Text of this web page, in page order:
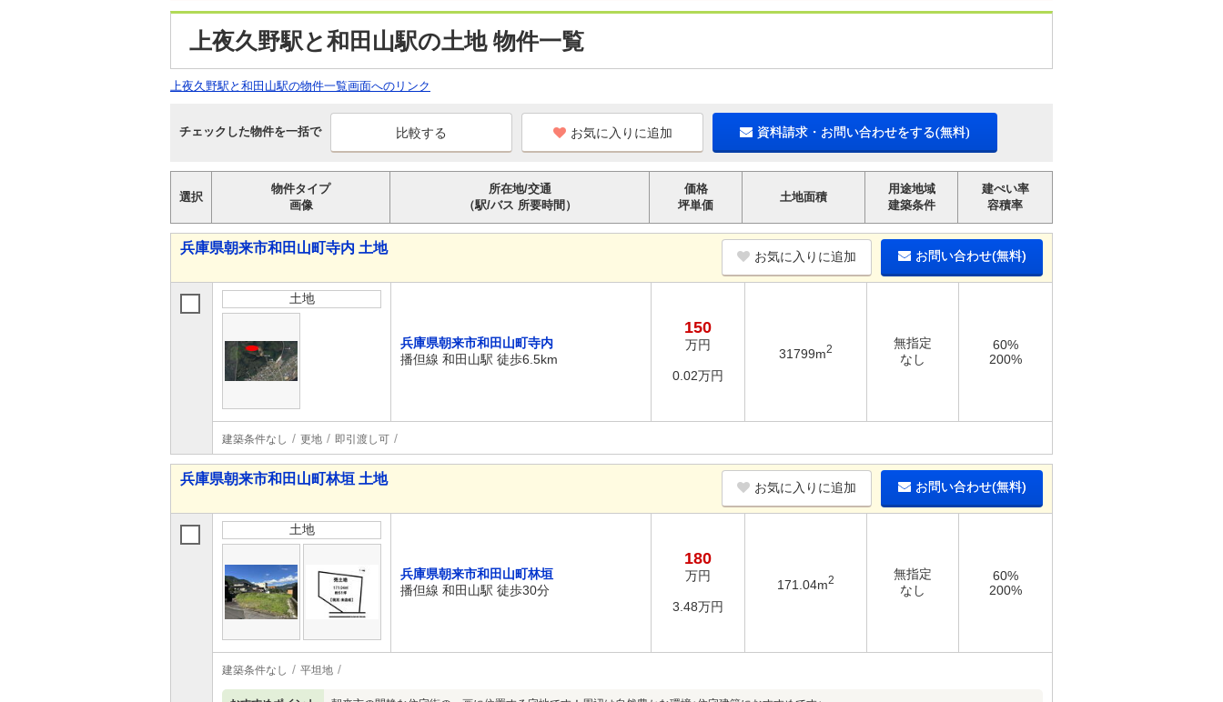
上夜久野駅と和田山駅の土地 物件一覧
上夜久野駅と和田山駅の物件一覧画面へのリンク
チェックした物件を一括で お気に入りに追加 資料請求・お問い合わせをする(無料)
選択
物件タイプ
画像
所在地/交通
（駅/バス 所要時間）
価格
坪単価
土地面積
用途地域
建築条件
建ぺい率
容積率
兵庫県朝来市和田山町寺内 土地
お気に入りに追加 お問い合わせ(無料)
土地
兵庫県朝来市和田山町寺内
播但線 和田山駅 徒歩6.5km
150
万円
0.02万円
31799m2
無指定
なし
60%
200%
建築条件なし 更地 即引渡し可
兵庫県朝来市和田山町林垣 土地
お気に入りに追加 お問い合わせ(無料)
土地
兵庫県朝来市和田山町林垣
播但線 和田山駅 徒歩30分
180
万円
3.48万円
171.04m2
無指定
なし
60%
200%
建築条件なし 平坦地